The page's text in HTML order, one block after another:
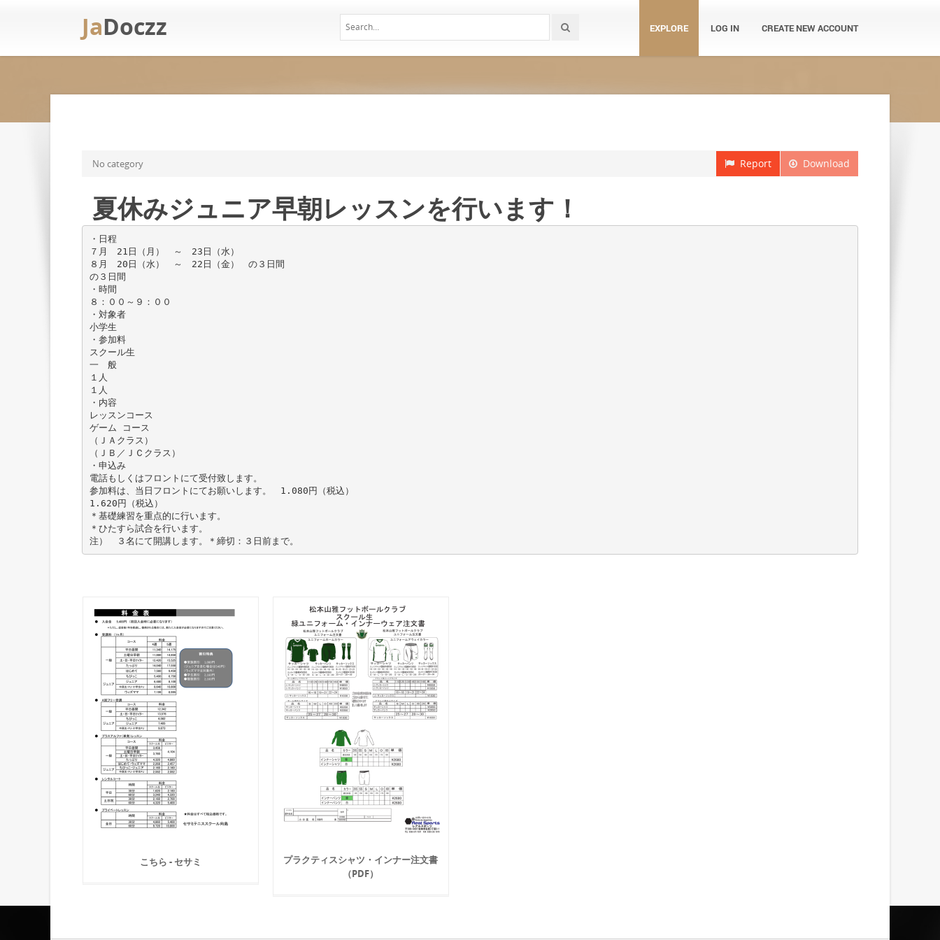
JaDoczz EXPLORE LOG IN CREATE NEW ACCOUNT
Download
Report
No category
夏休みジュニア早朝レッスンを行います！
・日程
７月 21日（月） ～ 23日（水）
８月 20日（水） ～ 22日（金） の３日間
の３日間
・時間
８：００～９：００
・対象者
小学生
・参加料
スクール生
一 般
１人
１人
・内容
レッスンコース
ゲーム コース
（ＪＡクラス）
（ＪＢ／ＪＣクラス）
・申込み
電話もしくはフロントにて受付致します。
参加料は、当日フロントにてお願いします。 1.080円（税込）
1.620円（税込）
＊基礎練習を重点的に行います。
＊ひたすら試合を行います。
こちら - セサミ
プラクティスシャツ・インナー注文書
（PDF）